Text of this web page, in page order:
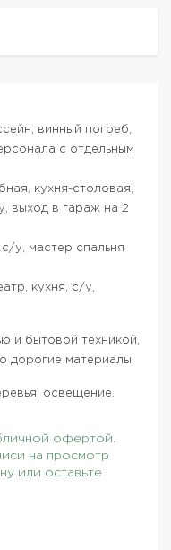
винный погреб,
с отдельным
кухня-столовая,
выход в гараж на 2
у, мастер спальня
кухня, с/у,
и бытовой техникой,
дорогие материалы.
освещение.
офертой.
на просмотр
или оставьте